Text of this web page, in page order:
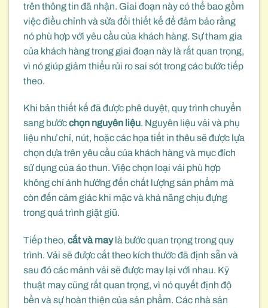
trên thông tin đã nhận. Giai đoạn này có thể bao gồm
việc điều chỉnh và sửa đổi thiết kế để đảm bảo rằng
nó phù hợp với yêu cầu của khách hàng. Sự tham gia
của khách hàng trong giai đoạn này là rất quan trọng,
vì nó giúp giảm thiểu rủi ro sai sót trong các bước tiếp
theo.
Khi bản thiết kế đã được phê duyệt, quy trình chuyển
sang bướcchọn nguyên liệu. Nguyên liệu vải và phụ
liệu như chỉ, nút, hoặc các họa tiết in thêu sẽ được lựa
chọn dựa trên yêu cầu của khách hàng và mục đích
sử dụng của áo thun. Việc chọn loại vải phù hợp
không chỉ ảnh hưởng đến chất lượng sản phẩm mà
còn đến cảm giác khi mặc và khả năng chịu đựng
trong quá trình giặt giũ.
Tiếp theo, cắt và maylà bước quan trọng trong quy
trình. Vải sẽ được cắt theo kích thước đã định sẵn và
sau đó các mảnh vải sẽ được may lại với nhau. Kỹ
thuật may cũng rất quan trọng, vì nó quyết định độ
bền và sự hoàn thiện của sản phẩm. Các nhà sản